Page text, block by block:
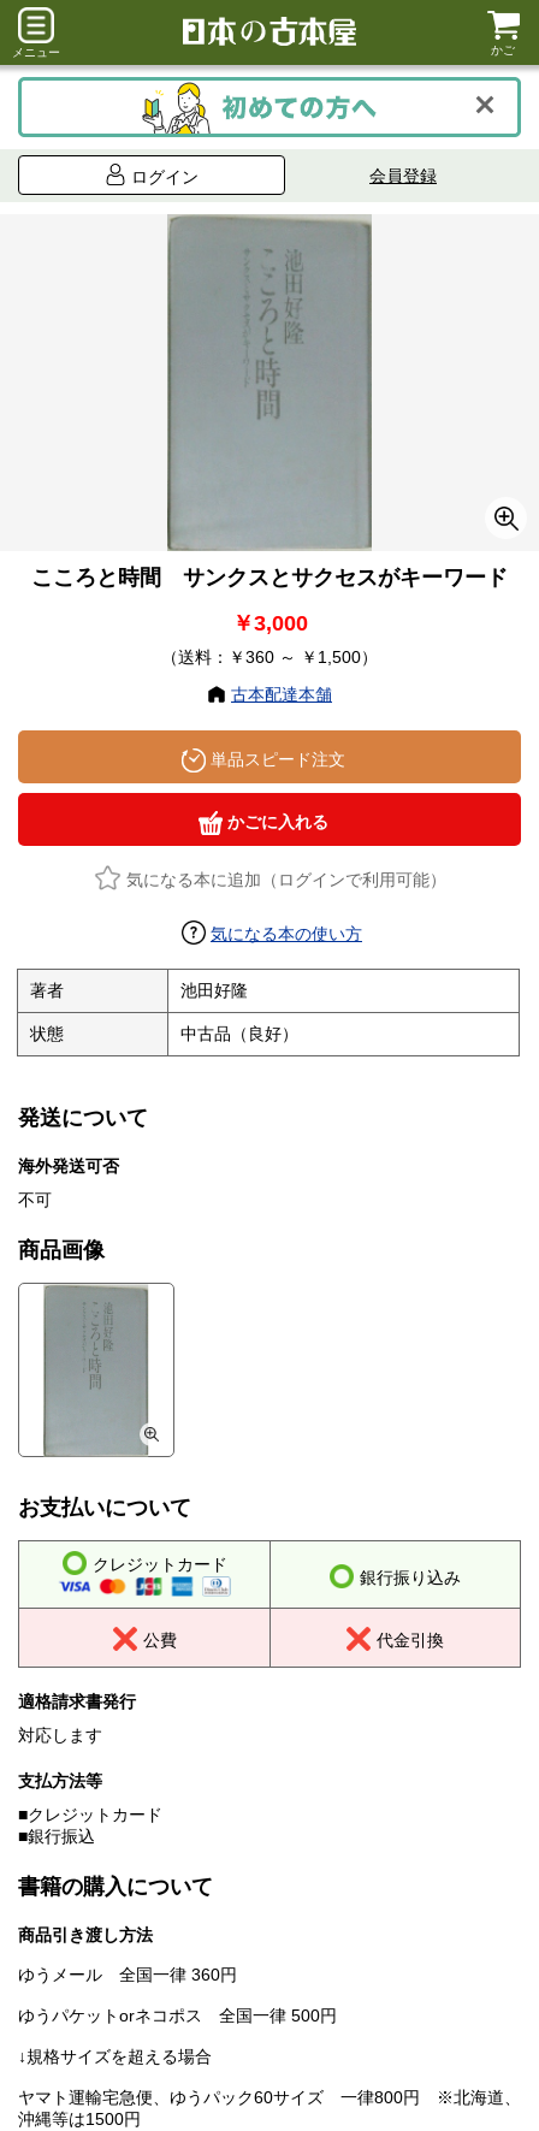
メニュー かご
ログイン 会員登録
こころと時間 サンクスとサクセスがキーワード
￥3,000
（送料：￥360 ～ ￥1,500）
古本配達本舗
単品スピード注文
かごに入れる
気になる本に追加（ログインで利用可能）
気になる本の使い方
著者 池田好隆
状態 中古品（良好）
発送について
海外発送可否
不可
商品画像
お支払いについて
クレジットカード
銀行振り込み
公費 代金引換
適格請求書発行
対応します
支払方法等
■クレジットカード
■銀行振込
書籍の購入について
商品引き渡し方法
ゆうメール 全国一律 360円
ゆうパケットorネコポス 全国一律 500円
↓規格サイズを超える場合
ヤマト運輸宅急便、ゆうパック60サイズ 一律800円 ※北海道、
沖縄等は1500円